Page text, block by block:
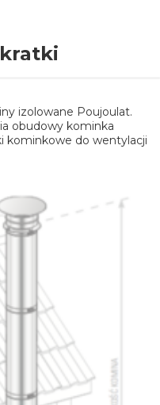
izolowane Poujoulat.
obudowy kominka
kominkowe do wentylacji